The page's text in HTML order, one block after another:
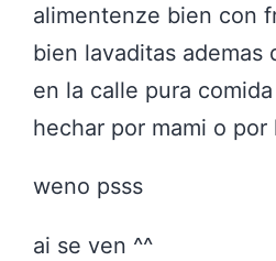
alimentenze bien con
bien lavaditas ademas
en la calle pura
hechar por mami o por
weno psss
ai se ven ^^